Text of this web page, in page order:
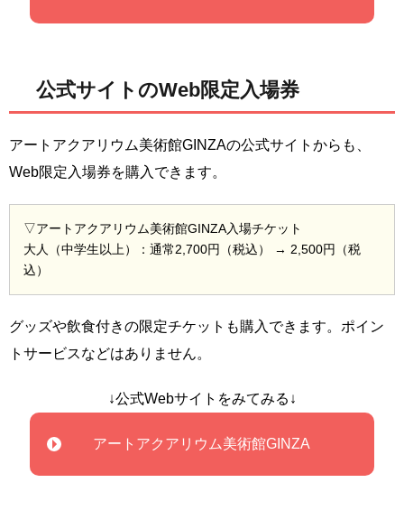
公式サイトのWeb限定入場券
アートアクアリウム美術館GINZAの公式サイトからも、
Web限定入場券を購入できます。
▽アートアクアリウム美術館GINZA入場チケット
大人（中学生以上）：通常2,700円（税込） → 2,500円（税
込）
グッズや飲食付きの限定チケットも購入できます。ポイン
トサービスなどはありません。
↓公式Webサイトをみてみる↓
アートアクアリウム美術館GINZA